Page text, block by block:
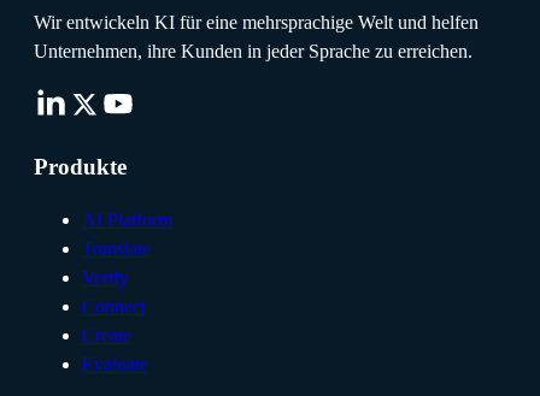
Wir entwickeln KI für eine mehrsprachige Welt und helfen
Unternehmen, ihre Kunden in jeder Sprache zu erreichen.
Produkte
AI Platform
Translate
Verify
Connect
Create
Evaluate